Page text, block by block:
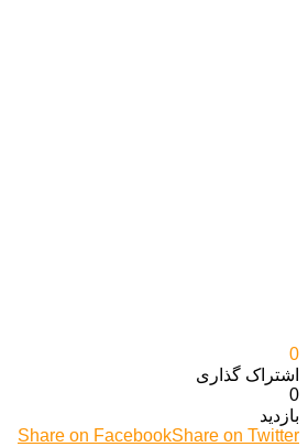
0
اشتراک گذاری‌
0
بازدید
Share on FacebookShare on Twitter